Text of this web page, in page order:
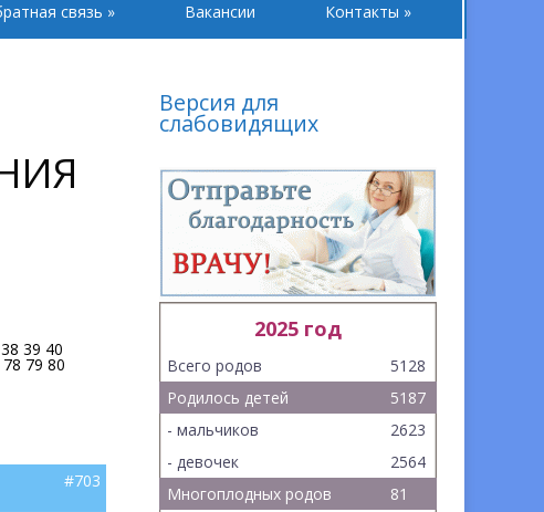
связь » Вакансии Контакты »
38 39 40
78 79 80
#703
Версия для
слабовидящих
2025 год
Всего родов
5128
Родилось детей
5187
- мальчиков
2623
- девочек
2564
Многоплодных родов
81